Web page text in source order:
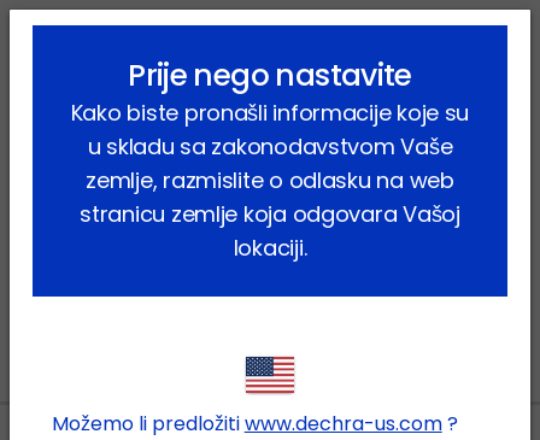
lock_outline search menu
Ponovno postavljanje lozinke
Ponovno postavi
Prije nego nastavite
Kako biste pronašli informacije koje su
u skladu sa zakonodavstvom Vaše
zemlje, razmislite o odlasku na web
stranicu zemlje koja odgovara Vašoj
lokaciji.
Možemo li predložitiwww.dechra-us.com?